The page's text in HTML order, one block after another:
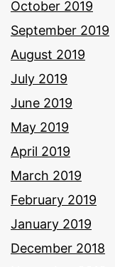
October 2019
September 2019
August 2019
July 2019
June 2019
May 2019
April 2019
March 2019
February 2019
January 2019
December 2018